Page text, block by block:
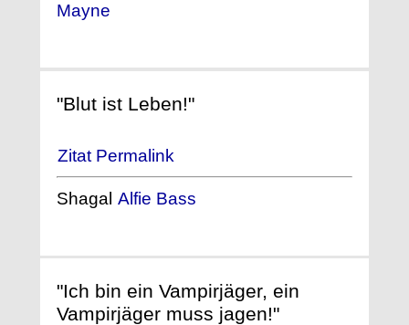
Mayne
"Blut ist Leben!"
Zitat Permalink
Shagal Alfie Bass
"Ich bin ein Vampirjäger, ein
Vampirjäger muss jagen!"